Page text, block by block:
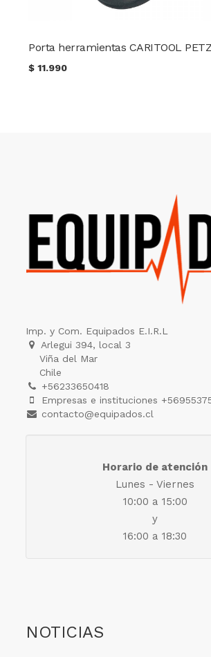
Porta herramientas CARITOOL
$11.990
Imp. y Com. Equipados E.I.R.L
Arlegui 394, local 3
Viña del Mar
Chile
+56233650418
Empresas e instituciones
contacto@equipados.cl
Horario de atención
Lunes - Viernes
10:00 a 15:00
y
16:00 a 18:30
NOTICIAS